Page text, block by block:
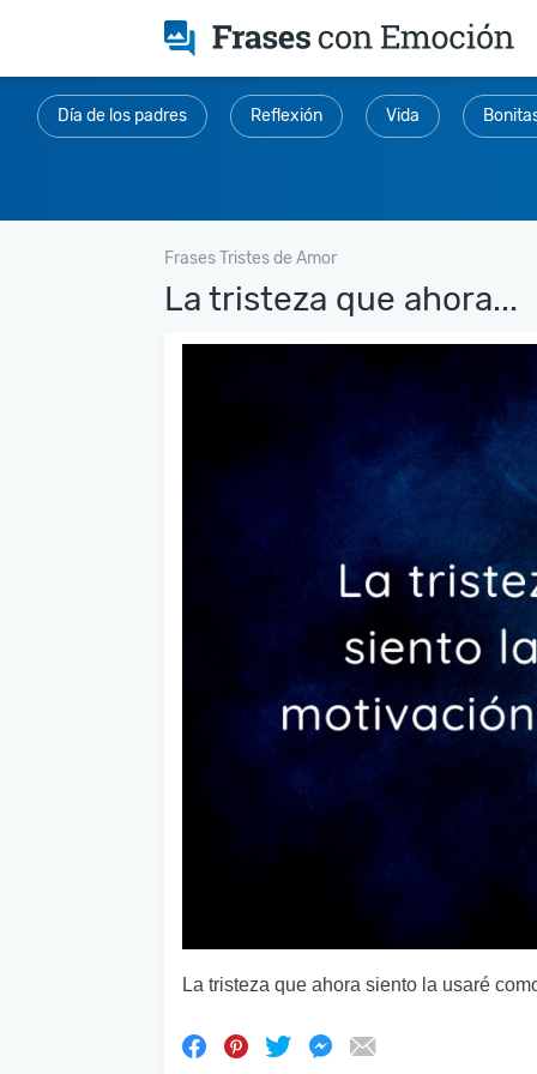
Día de los padres Reflexión Vida
Frases Tristes de Amor
La tristeza que ahora...
La tristeza que ahora siento la usaré